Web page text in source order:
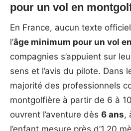
pour un vol en
En France, aucun texte
l’âge minimum pour un vol
compagnies s’appuient sur
sens et l’avis du pilote. Dans
majorité des professionnels
montgolfière à partir de 6 à
ouvrent l’aventure dès 6 ans,
l’enfant mesure près d’1,20